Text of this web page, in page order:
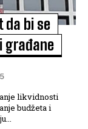
da bi se
građane
likvidnosti
budžeta i